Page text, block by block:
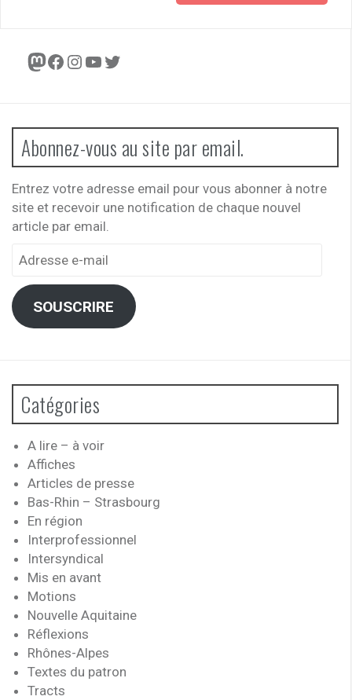
Mastodon
Facebook
Instagram
YouTube
Twitter
Abonnez-vous au site par email.
Entrez votre adresse email pour vous abonner à notre
site et recevoir une notification de chaque nouvel
article par email.
Adresse
mail
SOUSCRIRE
Catégories
A lire – à voir
Affiches
Articles de presse
Bas-Rhin – Strasbourg
En région
Interprofessionnel
Intersyndical
Mis en avant
Motions
Nouvelle Aquitaine
Réflexions
Rhônes-Alpes
Textes du patron
Tracts